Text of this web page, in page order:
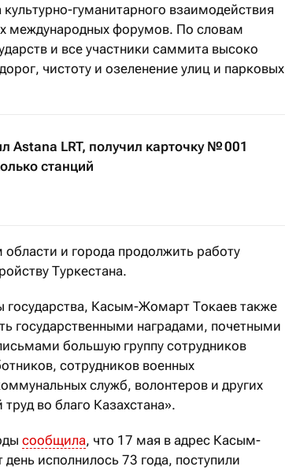
культурно-гуманитарного взаимодействия
международных форумов. По словам
и все участники саммита высоко
чистоту и озеленение улиц и парковых
Astana LRT, получил карточку № 001
станций
и города продолжить работу
Туркестана.
государства, Касым-Жомарт Токаев также
государственными наградами, почетными
большую группу сотрудников
сотрудников военных
служб, волонтеров и других
во благо Казахстана».
сообщила, что 17 мая в адрес Касым-
исполнилось 73 года, поступили